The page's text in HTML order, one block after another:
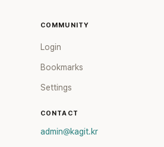
COMMUNITY
Login
Bookmarks
Settings
CONTACT
admin@kagit.kr